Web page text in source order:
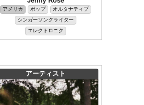
アメリカ ポップ
オルタナティブ
シンガーソングライター
エレクトロニク
アーティスト